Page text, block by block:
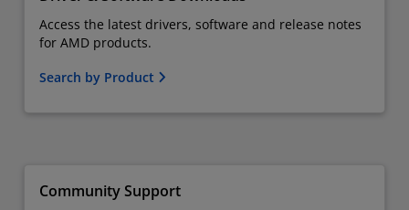
Access the latest drivers, software and release notes
for AMD products.
Search by Product
Community Support